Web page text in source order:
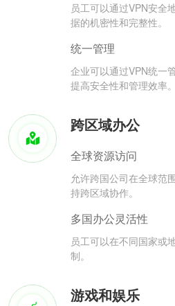
员工可以通过VPN安全
据的机密性和完整性。
统一管理
企业可以通过VPN统一
提高安全性和管理效率。
跨区域办公
全球资源访问
允许跨国公司在全球范
持跨区域协作。
多国办公灵活性
员工可以在不同国家或
制。
游戏和娱乐